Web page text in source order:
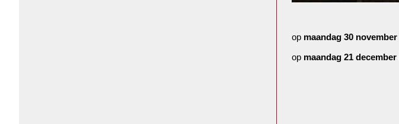
op maandag 30 november
op maandag 21 december